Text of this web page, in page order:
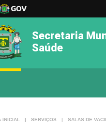
Secretaria
Saúde
INICIAL | SERVIÇOS | SALAS DE